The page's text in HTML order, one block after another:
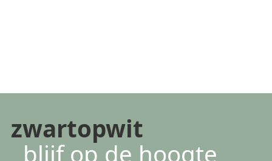
zwartopwit
blijf op de hoogte